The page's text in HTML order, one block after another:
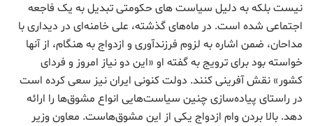
نیست بلکه به دلیل سیاست های حکومتی تبدیل به یک فاجعه
اجتماعی شده است. در ماه‌های گذشته، علی خامنه‌ای در دیداری با
مداحان، ضمن اشاره به لزوم فرزندآوری و ازدواج به هنگام، از آنها
خواسته بود برای ترویج به گفته او «این دو نیاز امروز و فردای
کشور» نقش آفرینی کنند. دولت کنونی ایران نیز سعی کرده است
در راستای پیاده‌سازی چنین سیاست‌هایی انواع مشوق‌ها را ارائه
دهد. بالا بردن وام ازدواج یکی از این مشوق‌هاست. معاون وزیر